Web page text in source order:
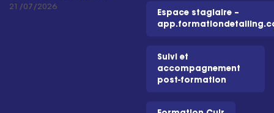
21/07/2026
Espace stagiaire –
Suivi et
accompagnement
post-formation